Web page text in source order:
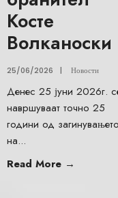
Косте
Волканоски
25/06/2026 | Новости
Денес 25 јуни 2026г.
навршуваат точно 25
години од загинувањето
на...
Read More →